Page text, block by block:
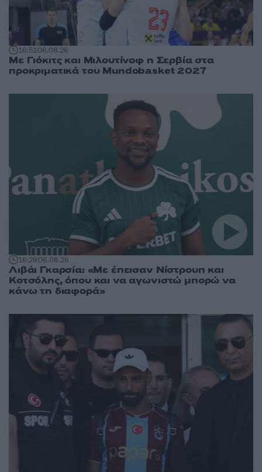
16:5106.08.26
Με Γιόκιτς και Μιλουτίνοφ η Σερβία στα
προκριματικά του Mundobasket 2027
16:2906.08.26
Λιβάι Γκαρσία: «Με έπεισαν Νίστρουπ και
Κοτσόλης, όπου και να αγωνιστώ μπορώ να
κάνω τη διαφορά»